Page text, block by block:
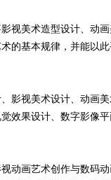
美术造型设计、动画
的基本规律，并能以
视美术设计、动画美
效果设计、数字影像
画艺术创作与数码动